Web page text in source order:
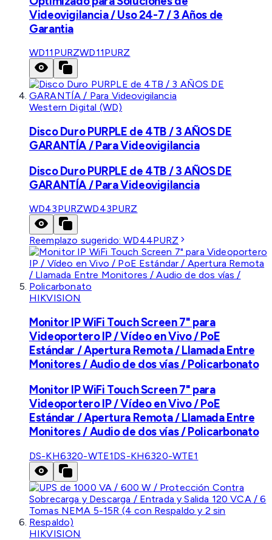
Videovigilancia / Uso 24-7 / 3 Años de
Garantia
WD11PURZWD11PURZ
Western Digital (WD)
Disco Duro PURPLE de 4TB / 3 AÑOS DE
GARANTÍA / Para Videovigilancia
Disco Duro PURPLE de 4TB / 3 AÑOS DE
GARANTÍA / Para Videovigilancia
WD43PURZWD43PURZ
Reemplazo sugerido:WD44PURZ
HIKVISION
Monitor IP WiFi Touch Screen 7" para
Videoportero IP / Vídeo en Vivo / PoE
Estándar / Apertura Remota / Llamada Entre
Monitores / Audio de dos vías / Policarbonato
Monitor IP WiFi Touch Screen 7" para
Videoportero IP / Vídeo en Vivo / PoE
Estándar / Apertura Remota / Llamada Entre
Monitores / Audio de dos vías / Policarbonato
DS-KH6320-WTE1DS-KH6320-WTE1
HIKVISION